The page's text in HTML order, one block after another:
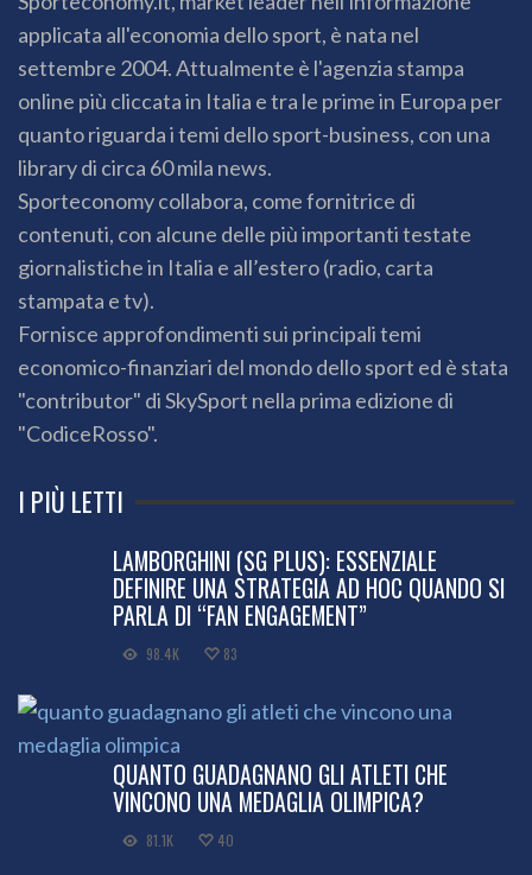
applicata all'economia dello sport, è nata nel
settembre 2004. Attualmente è l'agenzia stampa
online più cliccata in Italia e tra le prime in Europa per
quanto riguarda i temi dello sport-business, con una
library di circa 60 mila news.
Sporteconomy collabora, come fornitrice di
contenuti, con alcune delle più importanti testate
giornalistiche in Italia e all’estero (radio, carta
stampata e tv).
Fornisce approfondimenti sui principali temi
economico-finanziari del mondo dello sport ed è stata
"contributor" di SkySport nella prima edizione di
"CodiceRosso".
I PIÙ LETTI
LAMBORGHINI (SG PLUS): ESSENZIALE
DEFINIRE UNA STRATEGIA AD HOC QUANDO SI
PARLA DI “FAN ENGAGEMENT”
98.4K 83
QUANTO GUADAGNANO GLI ATLETI CHE
VINCONO UNA MEDAGLIA OLIMPICA?
81.1K 40